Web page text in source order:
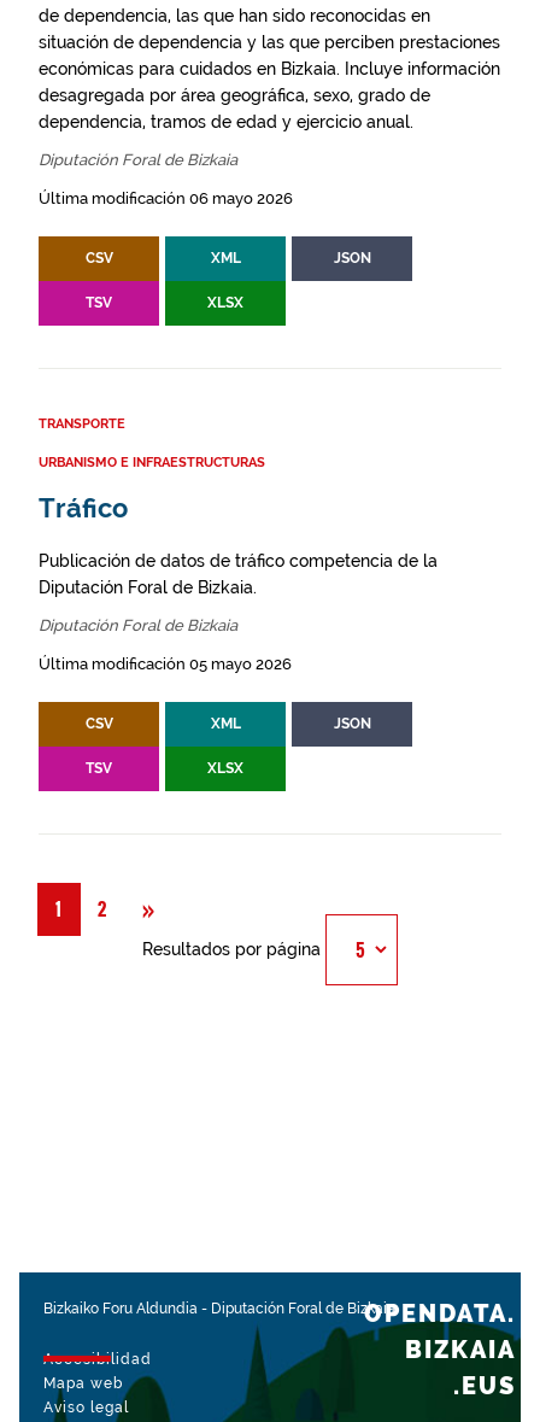
de dependencia, las que han sido reconocidas en
situación de dependencia y las que perciben prestaciones
económicas para cuidados en Bizkaia. Incluye información
desagregada por área geográfica, sexo, grado de
dependencia, tramos de edad y ejercicio anual.
Diputación Foral de Bizkaia
Última modificación 06 mayo 2026
CSV XML JSON
TSV XLSX
TRANSPORTE
URBANISMO E INFRAESTRUCTURAS
Tráfico
Publicación de datos de tráfico competencia de la
Diputación Foral de Bizkaia.
Diputación Foral de Bizkaia
Última modificación 05 mayo 2026
CSV XML JSON
TSV XLSX
1 2 »
Resultados por página
Bizkaiko Foru Aldundia - Diputación Foral de Bizkaia
Accesibilidad
Mapa web
Aviso legal
OPENDATA.
BIZKAIA
.EUS